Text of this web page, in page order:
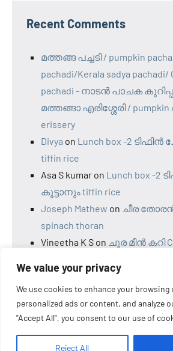
We value your privacy
We use cookies to enhance your browsing
personalized ads or content, and analyze
"Accept All", you consent to our use of
Reject All
Recent Comments
മത്തങ്ങ പച്ചടി / pumpkin
pachadi/Kerala sadya pachadi/
pachadi - നാടന്‍ പാചക
മത്തങ്ങാ എരിശ്ശേരി / pumpkin
erissery
Divya on Lunch box -2
tiffin rice
Asa S kumar on Lunch box -2
കൂട്ടാനും tiffin rice
Joseph Mathew on ചീര തോരൻ
spinach thoran
Vineetha K S on ചൂര മീന്‍ കറി